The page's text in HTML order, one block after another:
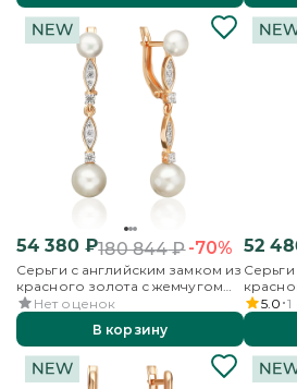
54 380₽180 844₽-70%
Серьги с английским замком из
красного золота с жемчугом
культивированным и
фианитами
Нет оценок
В корзину
52
5.0 1